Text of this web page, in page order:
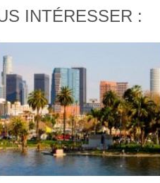
INTÉRESSER :